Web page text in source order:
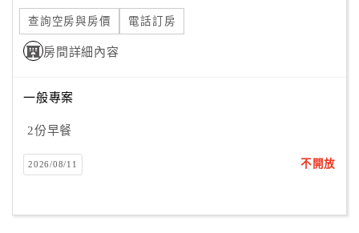
品
宣
傳
查詢空房與房價 電話訂房
房間詳細內容
一般專案
2份早餐
2026/08/11 不開放